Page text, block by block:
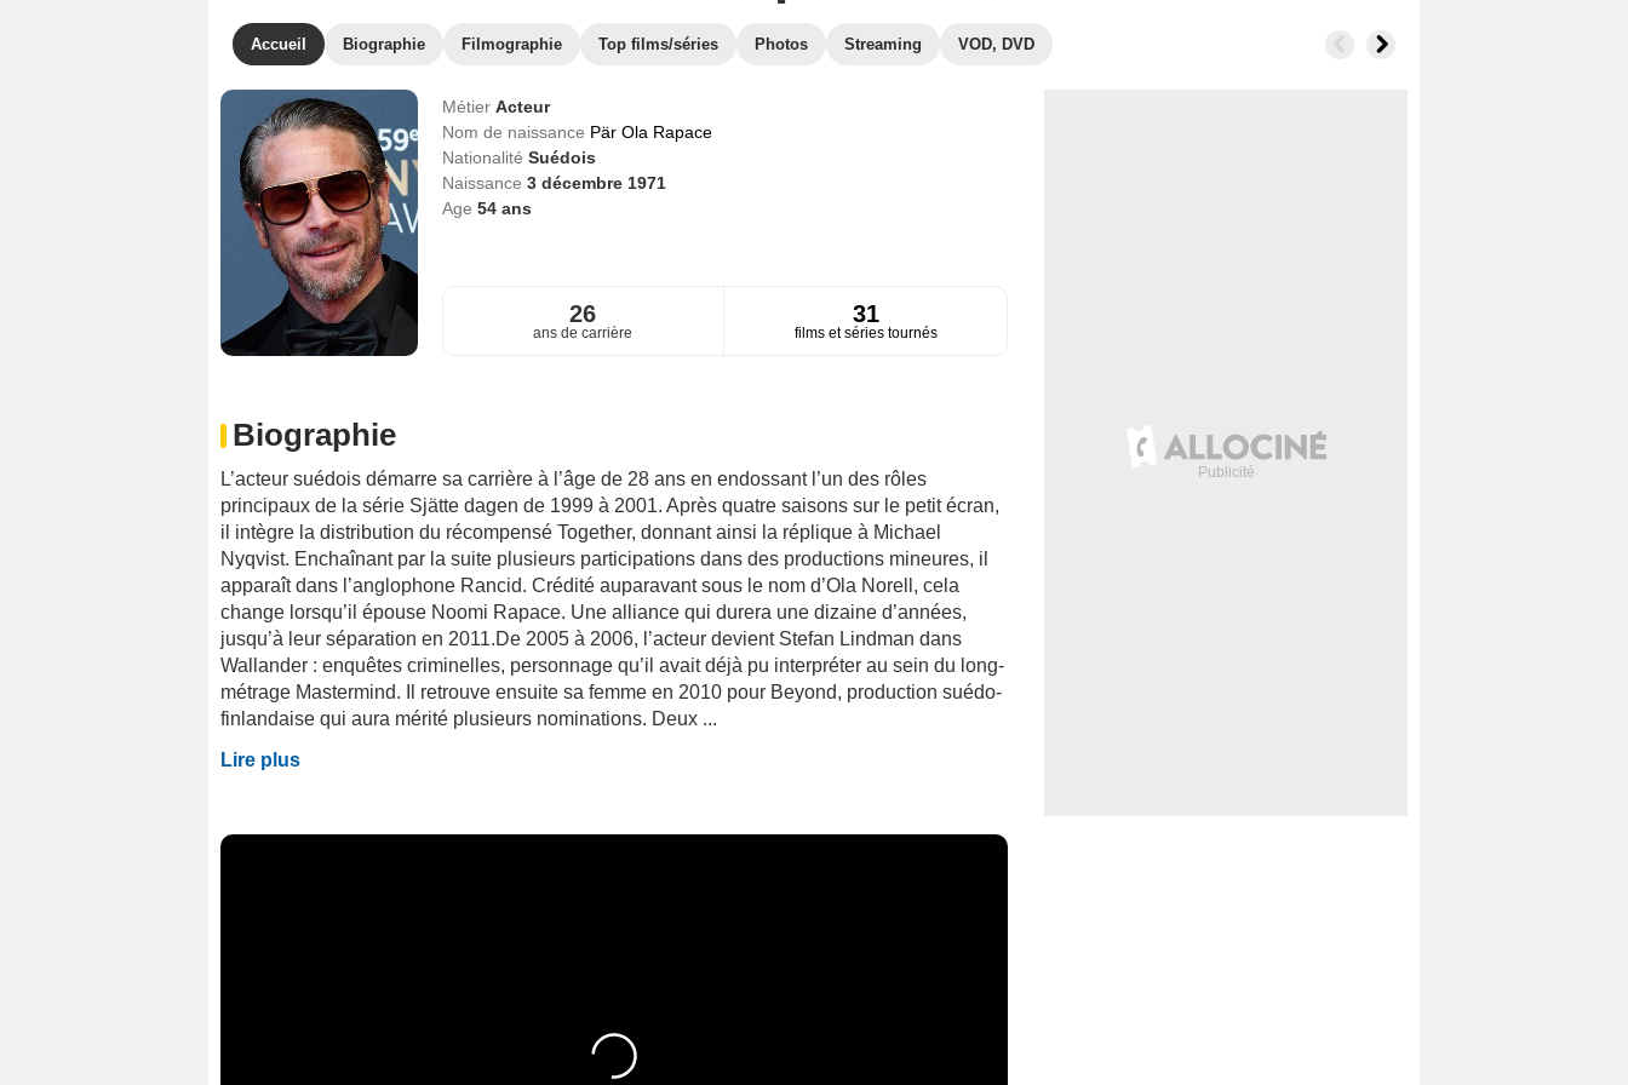
Accueil Biographie Filmographie Top films/séries Photos Streaming VOD, DVD
Métier Acteur
Nom de naissance Pär Ola Rapace
Nationalité Suédois
Naissance 3 décembre 1971
Age 54ans
26
ans de carrière
31
films et séries tournés
Biographie
L’acteur suédois démarre sa carrière à l’âge de 28 ans en endossant l’un des rôles
principaux de la série Sjätte dagen de 1999 à 2001. Après quatre saisons sur le petit écran,
il intègre la distribution du récompensé Together, donnant ainsi la réplique à Michael
Nyqvist. Enchaînant par la suite plusieurs participations dans des productions mineures, il
apparaît dans l’anglophone Rancid. Crédité auparavant sous le nom d’Ola Norell, cela
change lorsqu’il épouse Noomi Rapace. Une alliance qui durera une dizaine d’années,
jusqu’à leur séparation en 2011.De 2005 à 2006, l’acteur devient Stefan Lindman dans
Wallander : enquêtes criminelles, personnage qu’il avait déjà pu interpréter au sein du long-
métrage Mastermind. Il retrouve ensuite sa femme en 2010 pour Beyond, production suédo-
finlandaise qui aura mérité plusieurs nominations. Deux ...
Lire plus